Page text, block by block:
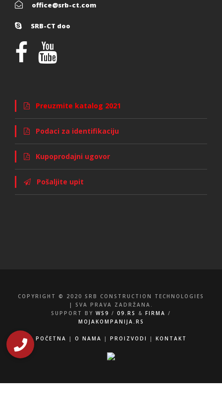
office@srb-ct.com
SRB-CT doo
Preuzmite katalog 2021
Podaci za identifikaciju
Kupoprodajni ugovor
Pošaljite upit
COPYRIGHT © 2020 SRB CONSTRUCTION TECHNOLOGIES
| SVA PRAVA ZADRŽANA.
SUPPORT BY WS9 / 09.RS & FIRMA /
MOJAKOMPANIJA.RS
POČETNA | O NAMA | PROIZVODI | KONTAKT